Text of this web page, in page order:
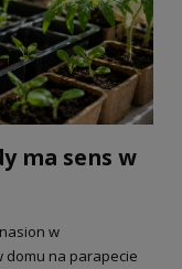
ma sens w
w
domu na parapecie